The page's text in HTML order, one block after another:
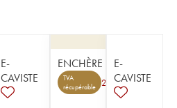
E-
CAVISTE
ENCHÈRE
TVA
récupérable
2
E-
CAVISTE